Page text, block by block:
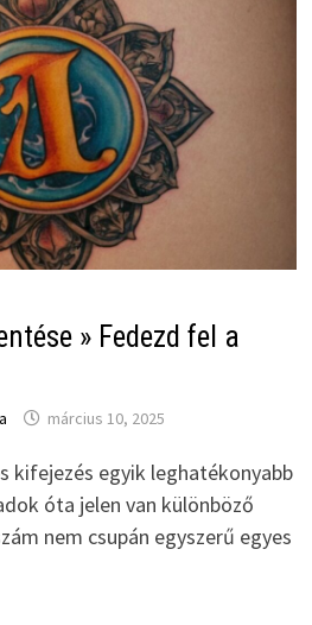
» Fedezd fel a
március 10, 2025
kifejezés egyik leghatékonyabb
óta jelen van különböző
nem csupán egyszerű egyes